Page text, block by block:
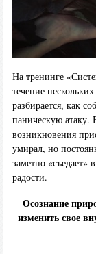
На тренинге
течение
разбирается, как
паническую атаку.
возникновения
умирал, но
заметно «съедает»
радости.
Осознание
изменить свое